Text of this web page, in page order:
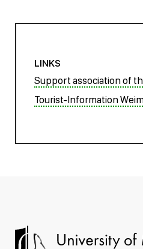
LINKS
Support association of
Tourist-Information